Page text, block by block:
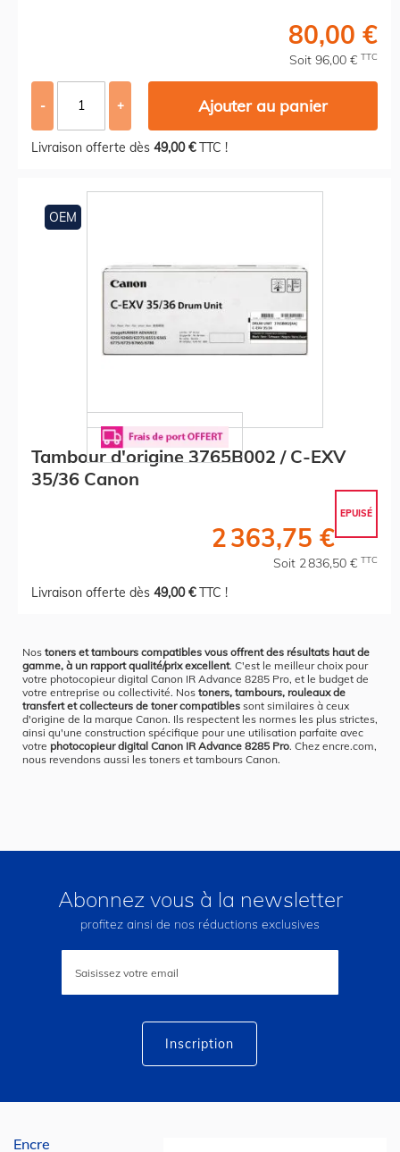
80,00 €
Soit 96,00 € TTC
- + Ajouter au panier
Livraison offerte dès 49,00 €TTC !
OEM
Tambour d'origine 3765B002 / C-EXV
35/36 Canon
EPUISÉ
2 363,75 €
Soit 2 836,50 € TTC
Livraison offerte dès 49,00 €TTC !
Nos toners et tambours compatibles vous offrent des résultats haut de
gamme, à un rapport qualité/prix excellent. C'est le meilleur choix pour
votre photocopieur digital Canon IR Advance 8285 Pro, et le budget de
votre entreprise ou collectivité. Nos toners, tambours, rouleaux de
transfert et collecteurs de toner compatibles sont similaires à ceux
d'origine de la marque Canon. Ils respectent les normes les plus strictes,
ainsi qu'une construction spécifique pour une utilisation parfaite avec
votre photocopieur digital Canon IR Advance 8285 Pro. Chez encre.com,
nous revendons aussi les toners et tambours Canon.
Abonnez vous à la newsletter
profitez ainsi de nos réductions exclusives
lettre
Inscription
Encre